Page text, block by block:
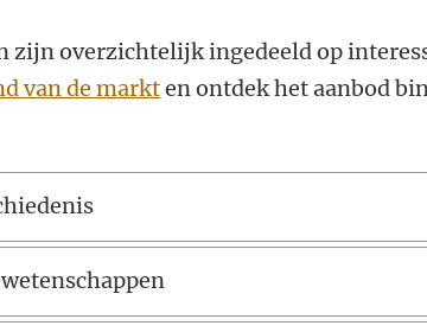
zijn overzichtelijk ingedeeld op
van de markten ontdek het aanbod